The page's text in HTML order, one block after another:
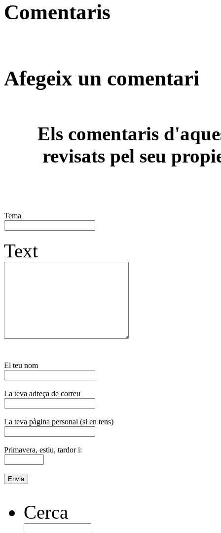
Comentaris
Afegeix un comentari
Els comentaris
revisats pel seu
Tema
Text
El teu nom
La teva adreça de correu
La teva pàgina personal (si en tens)
Primavera, estiu, tardor i:
Cerca